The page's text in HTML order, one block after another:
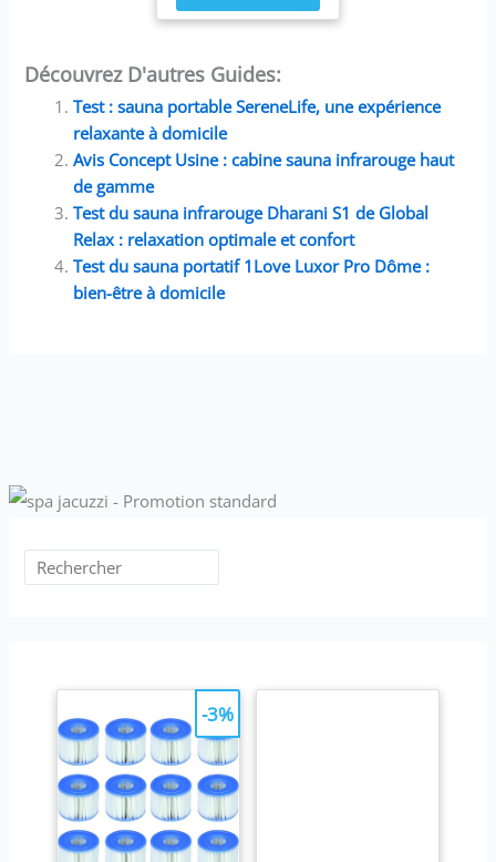
Découvrez D'autres Guides:
Test : sauna portable SereneLife, une expérience
relaxante à domicile
Avis Concept Usine : cabine sauna infrarouge haut
de gamme
Test du sauna infrarouge Dharani S1 de Global
Relax : relaxation optimale et confort
Test du sauna portatif 1Love Luxor Pro Dôme :
bien-être à domicile
-3%